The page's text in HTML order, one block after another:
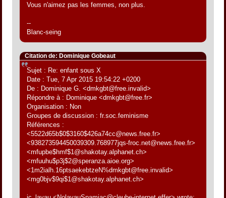
Vous n'aimez pas les femmes, non plus.
--
Blanc-seing
Citation de: Dominique Gobeaut
Sujet : Re: enfant sous X
Date : Tue, 7 Apr 2015 19:54:22 +0200
De : Dominique G. <dmkgbt@free.invalid>
Répondre à : Dominique <dmkgbt@free.fr>
Organisation : Non
Groupes de discussion : fr.soc.feminisme
Références :
<5522d65b$0$3160$426a74cc@news.free.fr>
<938273594450039309.768977jqs-froc.net@news.free.fr>
<mfupbe$hmf$1@shakotay.alphanet.ch>
<mfuuhu$p3j$2@speranza.aioe.org>
<1m2ialh.16ptsaekebtzeN%dmkgbt@free.invalid>
<mg0bjv$9qi$1@shakotay.alphanet.ch>